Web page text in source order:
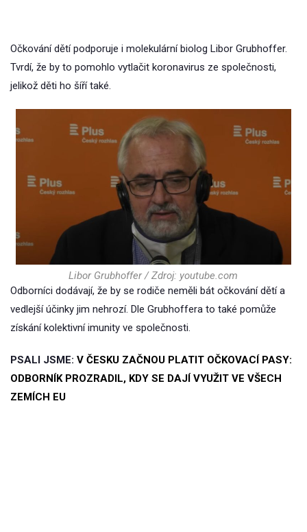
Očkování dětí podporuje i molekulární biolog Libor Grubhoffer.
Tvrdí, že by to pomohlo vytlačit koronavirus ze společnosti,
jelikož děti ho šíří také.
Libor Grubhoffer / Zdroj: youtube.com
Odborníci dodávají, že by se rodiče neměli bát očkování dětí a
vedlejší účinky jim nehrozí. Dle Grubhoffera to také pomůže
získání kolektivní imunity ve společnosti.
PSALI JSME: V ČESKU ZAČNOU PLATIT OČKOVACÍ PASY:
ODBORNÍK PROZRADIL, KDY SE DAJÍ VYUŽIT VE VŠECH
ZEMÍCH EU